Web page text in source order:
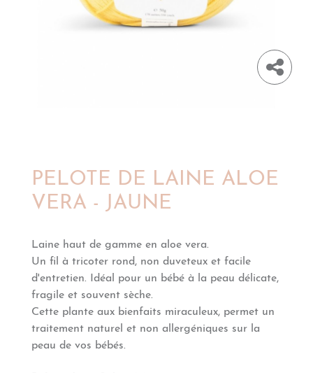
PELOTE DE LAINE ALOE
VERA - JAUNE
Laine haut de gamme en aloe vera.
Un fil à tricoter rond, non duveteux et facile
d'entretien. Idéal pour un bébé à la peau délicate,
fragile et souvent sèche.
Cette plante aux bienfaits miraculeux, permet un
traitement naturel et non allergéniques sur la
peau de vos bébés.